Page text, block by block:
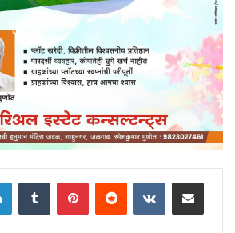
LinkedInTumblr PinterestReddit VKontakteShare via Email